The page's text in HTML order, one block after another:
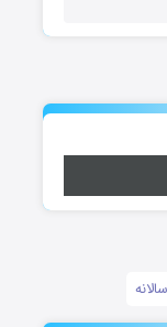
سالانه